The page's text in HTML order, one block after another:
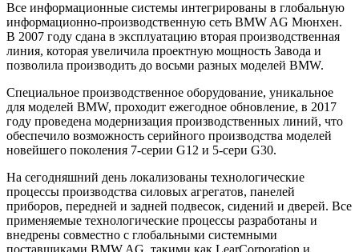
Все информационные системы интегрированы в глобальную
информационно-производственную сеть BMW AG Мюнхен.
В 2007 году сдана в эксплуатацию вторая производственная
линия, которая увеличила проектную мощность Завода и
позволила производить до восьми разных моделей BMW.
Специальное производственное оборудование, уникальное
для моделей BMW, проходит ежегодное обновление, в 2017
году проведена модернизация производственных линий, что
обеспечило возможность серийного производства моделей
новейшего поколения 7-серии G12 и 5-сери G30.
На сегодняшний день локализованы технологические
процессы производства силовых агрегатов, панелей
приборов, передней и задней подвесок, сидений и дверей. Все
применяемые технологические процессы разработаны и
внедрены совместно с глобальными системными